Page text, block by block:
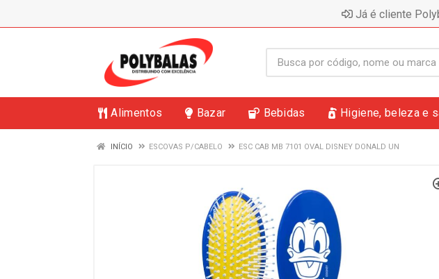
Já é cliente
Alimentos Bazar Bebidas Higiene, beleza e
INÍCIO ESCOVAS P/CABELO ESC CAB MB 7101 OVAL DISNEY DONALD UN